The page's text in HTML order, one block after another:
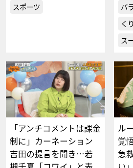
スポーツ
バ
く
ス
「アンチコメントは課金
制に」カーネーション
吉田の提言を聞き…若
ル
覚
急